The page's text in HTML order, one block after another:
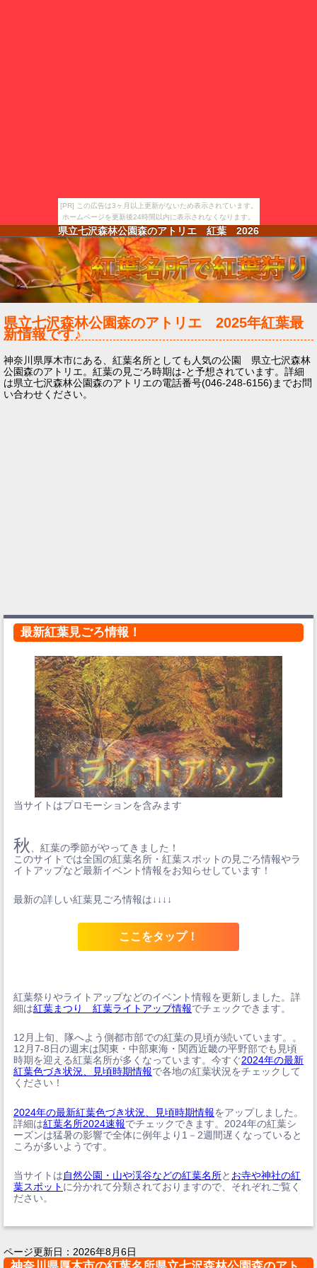
[PR] この広告は3ヶ月以上更新がないため表示されています。
ホームページを更新後24時間以内に表示されなくなります。
県立七沢森林公園森のアトリエ 紅葉 2026
県立七沢森林公園森のアトリエ 2025年紅葉最
新情報です♪
神奈川県厚木市にある、紅葉名所としても人気の公園 県立七沢森林
公園森のアトリエ。紅葉の見ごろ時期は-と予想されています。詳細
は県立七沢森林公園森のアトリエの電話番号(046-248-6156)までお問
い合わせください。
最新紅葉見ごろ情報！
当サイトはプロモーションを含みます
秋
、紅葉の季節がやってきました！
このサイトでは全国の紅葉名所・紅葉スポットの見ごろ情報やラ
イトアップなど最新イベント情報をお知らせしています！
最新の詳しい紅葉見ごろ情報は↓↓↓↓
ここをタップ！
紅葉祭りやライトアップなどのイベント情報を更新しました。詳
細は紅葉まつり 紅葉ライトアップ情報でチェックできます。
12月上旬、隊へよう側都市部での紅葉の見頃が続いています。。
12月7-8日の週末は関東・中部東海・関西近畿の平野部でも見頃
時期を迎える紅葉名所が多くなっています。今すぐ2024年の最新
紅葉色づき状況、見頃時期情報で各地の紅葉状況をチェックして
ください！
2024年の最新紅葉色づき状況、見頃時期情報をアップしました。
詳細は紅葉名所2024速報でチェックできます。2024年の紅葉シ
ーズンは猛暑の影響で全体に例年より1－2週間遅くなっていると
ころが多いようです。
当サイトは自然公園・山や渓谷などの紅葉名所と お寺や神社の紅
葉スポット に分かれて分類されておりますので、それぞれご覧く
ださい。
ページ更新日： 2026年8月6日